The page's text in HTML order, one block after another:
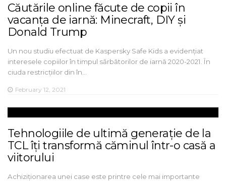
Căutările online făcute de copii în
vacanța de iarnă: Minecraft, DIY și
Donald Trump
Un nou studiu efectuat de Kaspersky Safe Kids a evidențiat
interesele copiilor în timpul sărbătorilor de iarnă 2020-2021. În
ciuda restricțiilor din în…
February 12, 2021
Tehnologiile de ultimă generație de la
TCL îți transformă căminul într-o casă a
viitorului
Achiziționarea unei case este printre cele mai importante